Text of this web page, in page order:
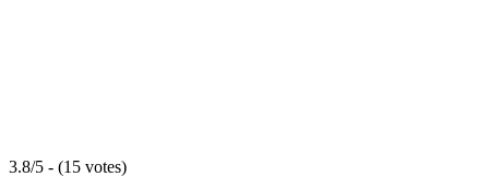
3.8/5 - (15 votes)